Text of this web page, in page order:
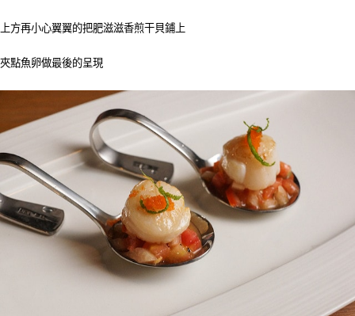
上方再小心翼翼的把肥滋滋香煎干貝鋪上
夾點魚卵做最後的呈現